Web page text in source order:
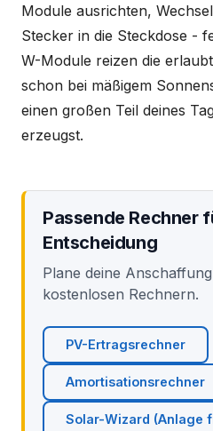
Module ausrichten,
Stecker in die Steckdose -
W-Module reizen die
schon bei mäßigem
einen großen Teil deines
erzeugst.
Passende Rechner
Entscheidung
Plane deine
kostenlosen Rechnern.
PV-Ertragsrechner
Amortisationsrechner
Solar-Wizard (Anlage